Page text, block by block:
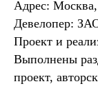
Адрес:
Девелопер:
Проект и
Выполнены
проект,